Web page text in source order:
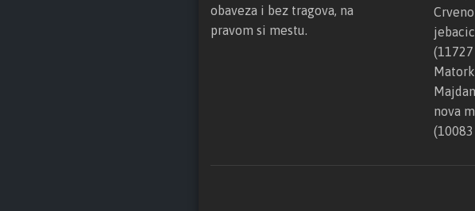
obaveza i bez tragova, na
pravom si mestu.
nova